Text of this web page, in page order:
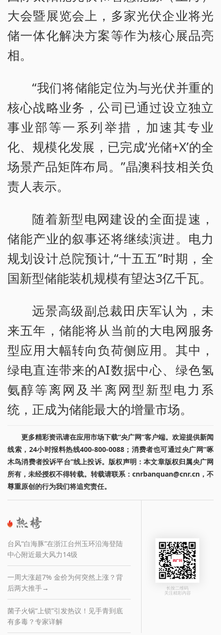
大会暨展览会上，多家光伏企业将光
储一体化解决方案等作为核心展品亮
相。
“我们将储能定位为与光伏并重的
核心战略业务，公司已通过设立独立
事业部等一系列举措，加速其专业
化、规模化发展，已完成‘光储+X’的全
场景产品矩阵布局。”晶澳科技相关负
责人表示。
随着新型电网建设的全面提速，
储能产业的叙事还将继续演进。电力
规划设计总院预计,“十五五”时期，全
国新型储能装机规模有望达3亿千瓦。
远景高级副总裁田庆军认为，未
来五年，储能将从当前的大电网服务
型应用大幅转向负荷侧应用。其中，
绿电直连带来的AI数据中心、绿色氢
氨醇等离网及半离网型新型电力系
统，正成为储能最大的增量市场。
更多精彩资讯请在应用市场下载“央广网”客户端。欢迎提供新闻
线索，24小时报料热线400-800-0088；消费者也可通过央广网“啄
木鸟消费者投诉平台”线上投诉。版权声明：本文章版权归属央广网
所有，未经授权不得转载。转载请联系：cnrbanquan@cnr.cn，不
尊重原创的行为我们将追究责任。
台风“白海豚”在浙江台州玉环沿海登陆
中心附近最大风力14级
一周大涨超7% 金价为何突然上涨？背
后两大推手→
菌子火锅“上锁”引发热议！见手青到底
有多毒？专家详解
长按二维码
关注精彩内容